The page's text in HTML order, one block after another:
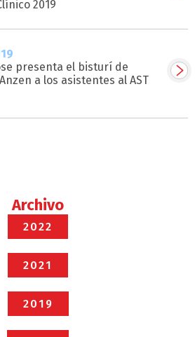
2019
presenta el bisturí de
a los asistentes al AST
Archivo
2022
2021
2019